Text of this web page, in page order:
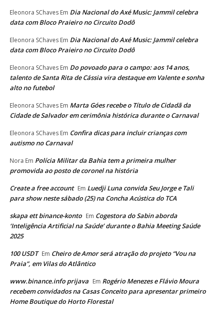
Eleonora SChaves Em Dia Nacional do Axé Music: Jammil celebra
data com Bloco Praieiro no Circuito Dodô
Eleonora SChaves Em Dia Nacional do Axé Music: Jammil celebra
data com Bloco Praieiro no Circuito Dodô
Eleonora SChaves Em Do povoado para o campo: aos 14 anos,
talento de Santa Rita de Cássia vira destaque em Valente e sonha
alto no futebol
Eleonora SChaves Em Marta Góes recebe o Título de Cidadã da
Cidade de Salvador em cerimônia histórica durante o Carnaval
Eleonora SChaves Em Confira dicas para incluir crianças com
autismo no Carnaval
Nora Em Polícia Militar da Bahia tem a primeira mulher
promovida ao posto de coronel na história
Create a free account Em Luedji Luna convida Seu Jorge e Tali
para show neste sábado (25) na Concha Acústica do TCA
skapa ett binance-konto Em Cogestora do Sabin aborda
‘Inteligência Artificial na Saúde’ durante o Bahia Meeting Saúde
2025
100 USDT Em Cheiro de Amor será atração do projeto “Vou na
Praia”, em Vilas do Atlântico
www.binance.info prijava Em Rogério Menezes e Flávio Moura
recebem convidados na Casas Conceito para apresentar primeiro
Home Boutique do Horto Florestal